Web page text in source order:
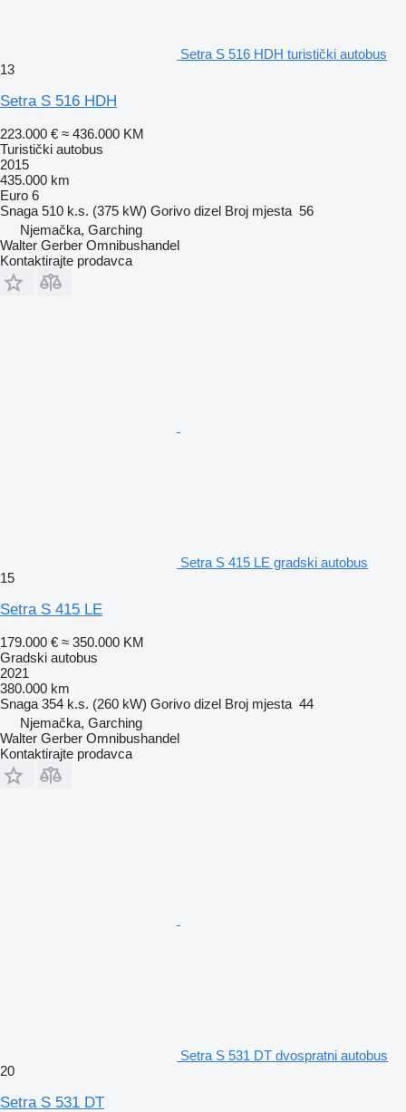
Setra S 516 HDH turistički autobus
13
Setra S 516 HDH
223.000 € ≈ 436.000 KM
Turistički autobus
2015
435.000 km
Euro 6
Snaga 510 k.s. (375 kW) Gorivo dizel Broj mjesta 56
Njemačka, Garching
Walter Gerber Omnibushandel
Kontaktirajte prodavca
Setra S 415 LE gradski autobus
15
Setra S 415 LE
179.000 € ≈ 350.000 KM
Gradski autobus
2021
380.000 km
Snaga 354 k.s. (260 kW) Gorivo dizel Broj mjesta 44
Njemačka, Garching
Walter Gerber Omnibushandel
Kontaktirajte prodavca
Setra S 531 DT dvospratni autobus
20
Setra S 531 DT